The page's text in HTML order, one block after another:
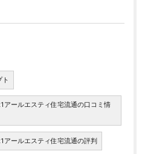
ト
アールエスティ住宅流通の口コミ情
アールエスティ住宅流通の評判